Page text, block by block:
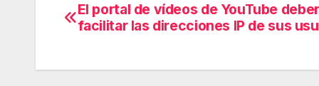
Navegación
entradas
El portal de vídeos de YouTube
facilitar las direcciones IP de sus